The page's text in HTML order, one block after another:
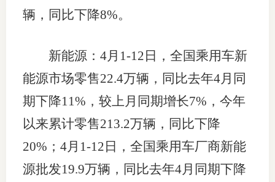
辆，同比下降8%。
新能源：4月1-12日，全国乘用车新
能源市场零售22.4万辆，同比去年4月同
期下降11%，较上月同期增长7%，今年
以来累计零售213.2万辆，同比下降
20%；4月1-12日，全国乘用车厂商新能
源批发19.9万辆，同比去年4月同期下降